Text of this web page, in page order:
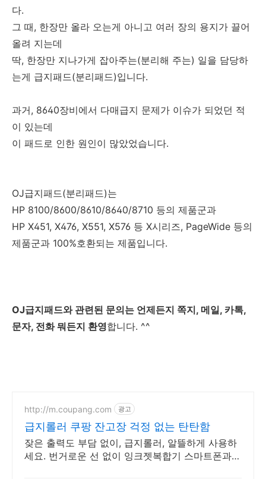
다.
그 때, 한장만 올라 오는게 아니고 여러 장의 용지가 끌어
올려 지는데
딱, 한장만 지나가게 잡아주는(분리해 주는) 일을 담당하
는게 급지패드(분리패드)입니다.
과거, 8640장비에서 다매급지 문제가 이슈가 되었던 적
이 있는데
이 패드로 인한 원인이 많았었습니다.
OJ급지패드(분리패드)는
HP 8100/8600/8610/8640/8710 등의 제품군과
HP X451, X476, X551, X576 등 X시리즈, PageWide 등의
제품군과 100%호환되는 제품입니다.
OJ급지패드와 관련된 문의는 언제든지 쪽지, 메일, 카톡,
문자, 전화 뭐든지 환영합니다. ^^
http://m.coupang.com 광고
급지롤러 쿠팡 잔고장 걱정 없는 탄탄함
잦은 출력도 부담 없이, 급지롤러, 알뜰하게 사용하
세요. 번거로운 선 없이 잉크젯복합기 스마트폰과